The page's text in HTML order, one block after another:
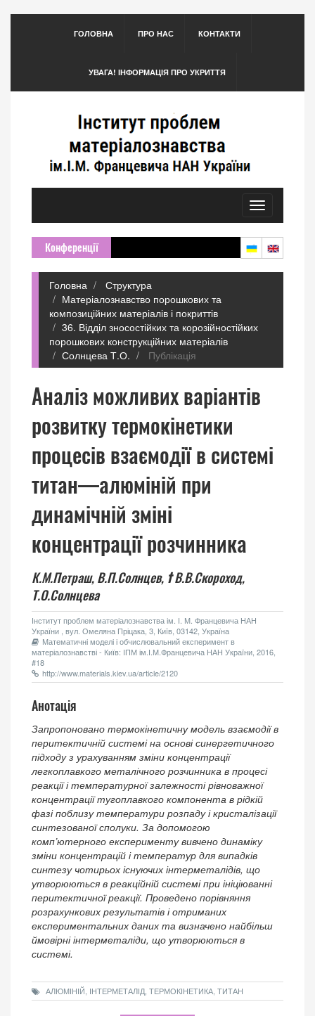
ГОЛОВНА ПРО НАС КОНТАКТИ
УВАГА! ІНФОРМАЦІЯ ПРО УКРИТТЯ
Toggle
navigation
Конференції
Головна
Структура
Матеріалознавство порошкових та
композиційних матеріалів і покриттів
36. Відділ зносостійких та корозійностійких
порошкових конструкційних матеріалів
Солнцева Т.О.
Публікація
Аналіз можливих варіантів
розвитку термокінетики
процесів взаємодії в системі
титан—алюміній при
динамічній зміні
концентрації розчинника
К.М.Петраш, В.П.Солнцев, †В.В.Скороход,
Т.О.Солнцева
Інститут проблем матеріалознавства ім. І. М. Францевича НАН
України , вул. Омеляна Пріцака, 3, Київ, 03142, Україна
Математичні моделі і обчислювальний експеримент в
матеріалознавстві - Київ: ІПМ ім.І.М.Францевича НАН України, 2016,
#18
http://www.materials.kiev.ua/article/2120
Анотація
Запропоновано термокінетичну модель взаємодії в
перитектичній системі на основі синергетичного
підходу з урахуванням зміни концентрації
легкоплавкого металічного розчинника в процесі
реакції і температурної залежності рівноважної
концентрації тугоплавкого компонента в рідкій
фазі поблизу температури розпаду і кристалізації
синтезованої сполуки. За допомогою
комп’ютерного експерименту вивчено динаміку
зміни концентрацій і температур для випадків
синтезу чотирьох існуючих інтерметалідів, що
утворюються в реакційній системі при ініціюванні
перитектичної реакції. Проведено порівняння
розрахункових результатів і отриманих
експериментальних даних та визначено найбільш
ймовірні інтерметаліди, що утворюються в
системі.
АЛЮМІНІЙ, ІНТЕРМЕТАЛІД, ТЕРМОКІНЕТИКА, ТИТАН